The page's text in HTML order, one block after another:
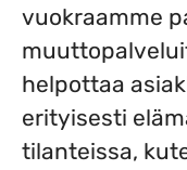
vuokraamme
helpottaa
erityisesti
tilanteissa,